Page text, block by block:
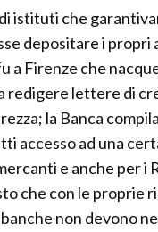
istituti che
depositare i
a Firenze che
redigere lettere di
la Banca
accesso ad una
e anche per i
che con le proprie
non devono